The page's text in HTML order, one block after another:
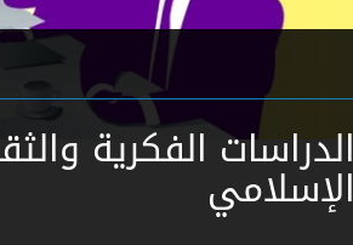
الدراسات الفكرية
الإسلامي